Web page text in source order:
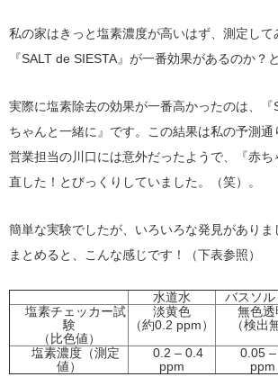
私の家はきっと塩素濃度が高いはず、測定し
『SALT de SIESTA』が一番効果があるのか？
実際に塩素除去の効果が一番高かったのは、『
ちゃんと一緒に』です。この結果は私の予測通
営業担当の川口には意外だったようで、『赤ち
直した！とびっくりしていました。（笑）。
簡単な実験でしたが、いろいろな発見がありま
まとめると、こんな感じです！（下表参照）
水道水 バスソル
塩素チェッカー試
験
（比色値）
淡黄色
（約0.2 ppm）
無色透
（検出
塩素濃度（測定
値）
0.2 – 0.4
ppm
0.05 –
ppm